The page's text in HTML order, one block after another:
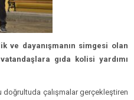
ve dayanışmanın simgesi olan
gıda kolisi yardımı
çalışmalar gerçekleştiren